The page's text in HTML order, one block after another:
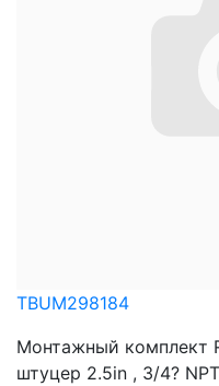
TBUM298184
Монтажный комплект
штуцер 2.5in , 3/4?